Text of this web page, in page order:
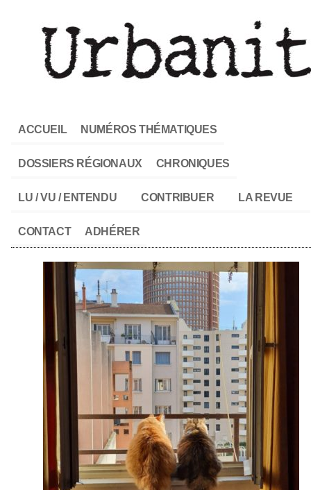
ACCUEIL NUMÉROS THÉMATIQUES
DOSSIERS RÉGIONAUX CHRONIQUES
LU / VU / ENTENDU CONTRIBUER LA REVUE
CONTACT ADHÉRER